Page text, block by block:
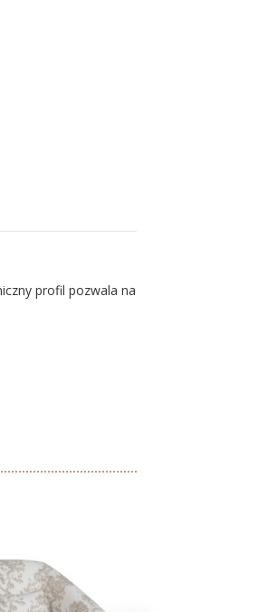
profil pozwala na